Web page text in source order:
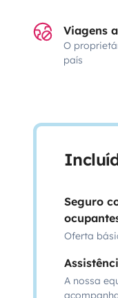
Viagens
O
país
Seguro
Oferta
A nossa